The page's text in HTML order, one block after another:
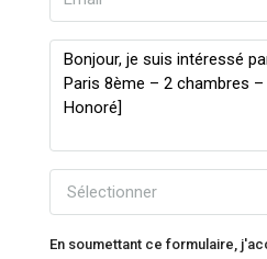
Sélectionner
En soumettant ce formulaire,